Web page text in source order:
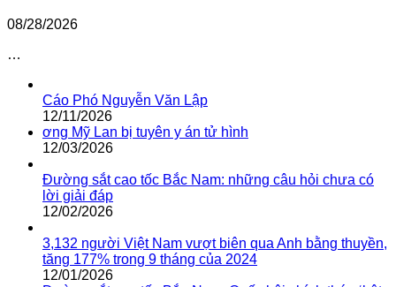
08/28/2026
…
Cáo Phó Nguyễn Văn Lập
12/11/2026
ơng Mỹ Lan bị tuyên y án tử hình
12/03/2026
Đường sắt cao tốc Bắc Nam: những câu hỏi chưa có
lời giải đáp
12/02/2026
3,132 người Việt Nam vượt biên qua Anh bằng thuyền,
tăng 177% trong 9 tháng của 2024
12/01/2026